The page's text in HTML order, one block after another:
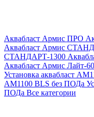
Аквабласт Армис ПРО
Аквабласт Армис
СТАНДАРТ-1300
Аквабласт Армис Лайт-
Установка аквабласт
AM1100 BLS без ПОДа
ПОДа Все категории